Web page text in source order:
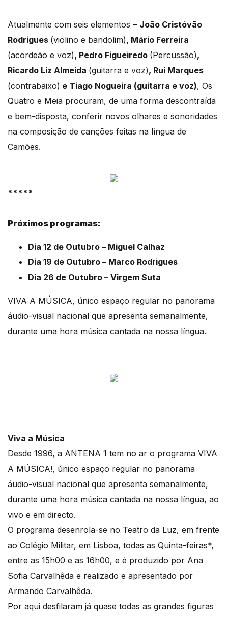
Atualmente com seis elementos – João Cristóvão
Rodrigues (violino e bandolim), Mário Ferreira
(acordeão e voz), Pedro Figueiredo (Percussão),
Ricardo Liz Almeida (guitarra e voz), Rui Marques
(contrabaixo) e Tiago Nogueira (guitarra e voz), Os
Quatro e Meia procuram, de uma forma descontraída
e bem-disposta, conferir novos olhares e sonoridades
na composição de canções feitas na língua de
Camões.
*****
Próximos programas:
Dia 12 de Outubro – Miguel Calhaz
Dia 19 de Outubro – Marco Rodrigues
Dia 26 de Outubro – Virgem Suta
VIVA A MÚSICA, único espaço regular no panorama
áudio-visual nacional que apresenta semanalmente,
durante uma hora música cantada na nossa língua.
Viva a Música
Desde 1996, a ANTENA 1 tem no ar o programa VIVA
A MÚSICA!, único espaço regular no panorama
áudio-visual nacional que apresenta semanalmente,
durante uma hora música cantada na nossa língua, ao
vivo e em directo.
O programa desenrola-se no Teatro da Luz, em frente
ao Colégio Militar, em Lisboa, todas as Quinta-feiras*,
entre as 15h00 e as 16h00, e é produzido por Ana
Sofia Carvalhêda e realizado e apresentado por
Armando Carvalhêda.
Por aqui desfilaram já quase todas as grandes figuras